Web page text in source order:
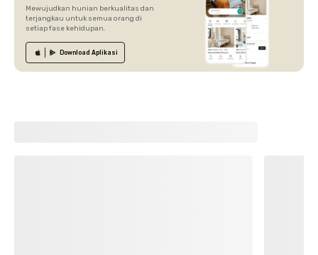
Mewujudkan hunian berkualitas dan
terjangkau untuk semua orang di
setiap fase kehidupan.
Download Aplikasi